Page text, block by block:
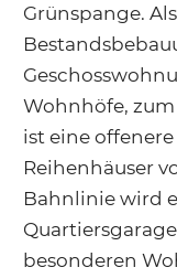
Grünspange.
Wohnhöfe,
ist eine
Reihenhäuser
Bahnlinie wird
besonderen